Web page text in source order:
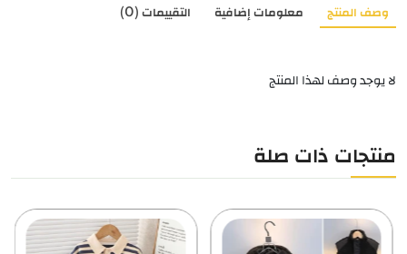
وصف المنتج معلومات إضافية التقييمات (0)
لا يوجد وصف لهذا المنتج
منتجات ذات صلة